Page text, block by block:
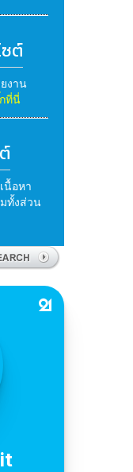
ซต์
งาน
ที่นี่
นื้อหา
ทั้งส่วน